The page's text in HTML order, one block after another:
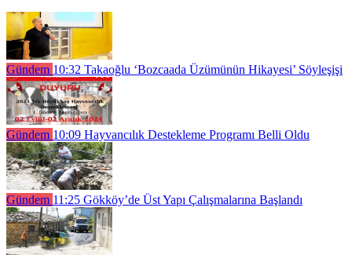
Gündem 10:32 Takaoğlu ‘Bozcaada Üzümünün Hikayesi’ Söyleşişi
Gündem 10:09 Hayvancılık Destekleme Programı Belli Oldu
Gündem 11:25 Gökköy’de Üst Yapı Çalışmalarına Başlandı